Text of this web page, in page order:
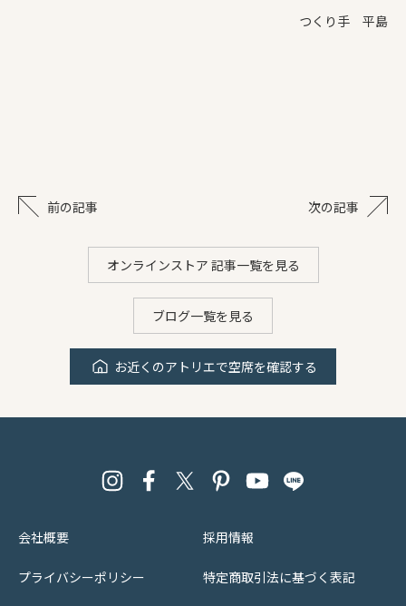
つくり手 平島
前の記事 次の記事
オンラインストア 記事一覧を見る
ブログ一覧を見る
お近くのアトリエで空席を確認する
会社概要 採用情報
プライバシーポリシー 特定商取引法に基づく表記